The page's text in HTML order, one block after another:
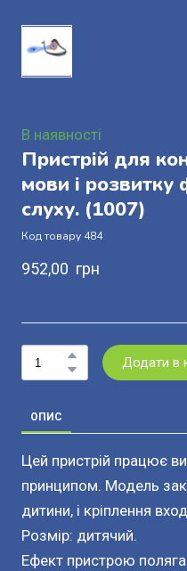
В наявності
Пристрій для
мови і
слуху. (1007)
Код товару 484
952,00  грн
Додати в
ОПИС
Цей пристрій працює
принципом. Модель
дитини, і кріплення
Розмір: дитячий.
Ефект пристрою